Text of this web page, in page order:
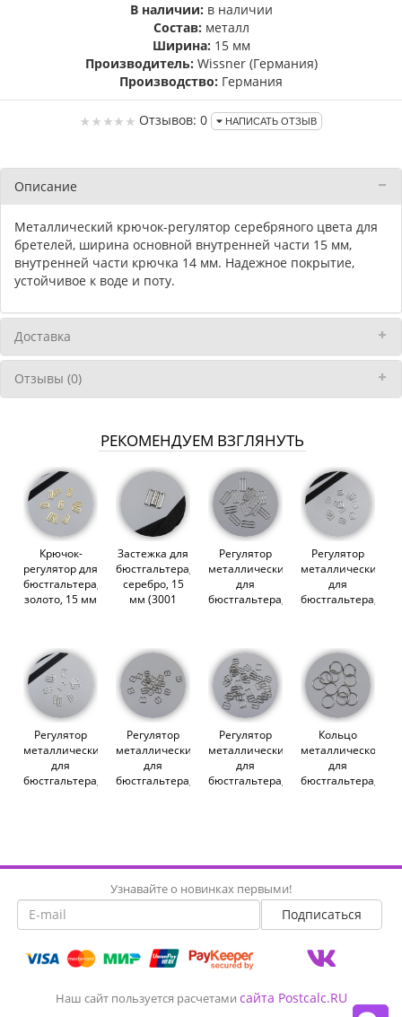
В наличии: в наличии
Состав: металл
Ширина: 15 мм
Производитель: Wissner (Германия)
Производство: Германия
Отзывов: 0 НАПИСАТЬ ОТЗЫВ
Описание
Металлический крючок-регулятор серебряного цвета для
бретелей, ширина основной внутренней части 15 мм,
внутренней части крючка 14 мм. Надежное покрытие,
устойчивое к воде и поту.
Доставка
Отзывы (0)
РЕКОМЕНДУЕМ ВЗГЛЯНУТЬ
Крючок-
регулятор для
бюстгальтера,
золото, 15 мм
Застежка для
бюстгальтера,
серебро, 15
мм (3001
Регулятор
металлический
для
бюстгальтера,
(013771)
Регулятор
металлический
для
бюстгальтера,
(012315)
Регулятор
металлический
для
бюстгальтера,
Регулятор
металлический
для
бюстгальтера,
Регулятор
металлический
для
бюстгальтера,
Кольцо
металлическое
для
бюстгальтера,
Узнавайте о новинках первыми!
Наш сайт пользуется расчетами сайта Postcalc.RU